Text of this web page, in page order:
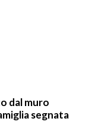
dal muro
segnata